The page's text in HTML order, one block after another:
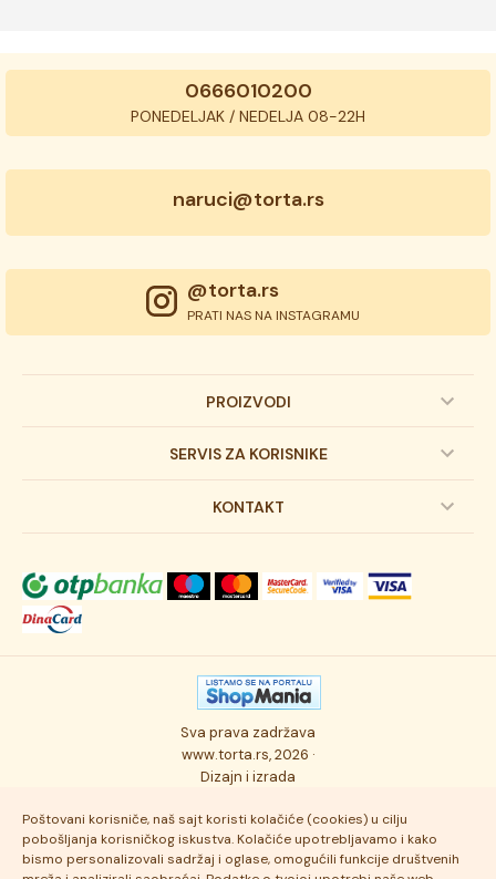
Poštovani korisniče, naš sajt koristi kolačiće (cookies) u cilju
pobošljanja korisničkog iskustva. Kolačiće upotrebljavamo i kako
bismo personalizovali sadržaj i oglase, omogućili funkcije društvenih
0666010200
PONEDELJAK / NEDELJA 08-22H
naruci@torta.rs
@torta.rs
PRATI NAS NA INSTAGRAMU
PROIZVODI
Dečije torte
Svadbene torte
Torta klasici
Osmisli tortu
Ukusi torti
SERVIS ZA KORISNIKE
Prijava na newsletter
Dostava robe
Autorska prava
Politika privatnosti
Najčešće postavljana pitanja
KONTAKT
Novosti
Posao
Kontakt
Sva prava zadržava
www.torta.rs, 2026 ·
Dizajn i izrada